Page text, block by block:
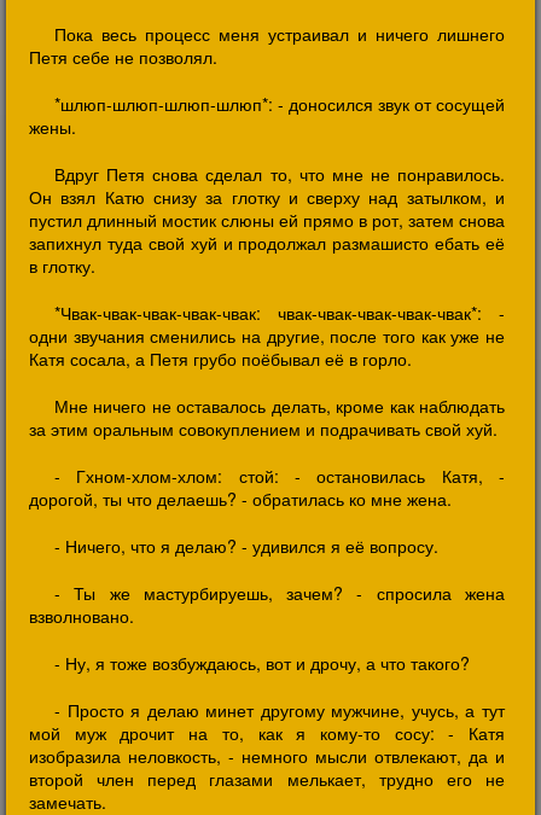
Пока весь процесс меня устраивал и ничего лишнего
Петя себе не позволял.
*шлюп-шлюп-шлюп-шлюп*: - доносился звук от сосущей
жены.
Вдруг Петя снова сделал то, что мне не понравилось.
Он взял Катю снизу за глотку и сверху над затылком, и
пустил длинный мостик слюны ей прямо в рот, затем снова
запихнул туда свой хуй и продолжал размашисто ебать её
в глотку.
*Чвак-чвак-чвак-чвак-чвак: чвак-чвак-чвак-чвак-чвак*: -
одни звучания сменились на другие, после того как уже не
Катя сосала, а Петя грубо поёбывал её в горло.
Мне ничего не оставалось делать, кроме как наблюдать
за этим оральным совокуплением и подрачивать свой хуй.
- Гхном-хлом-хлом: стой: - остановилась Катя, -
дорогой, ты что делаешь? - обратилась ко мне жена.
- Ничего, что я делаю? - удивился я её вопросу.
- Ты же мастурбируешь, зачем? - спросила жена
взволновано.
- Ну, я тоже возбуждаюсь, вот и дрочу, а что такого?
- Просто я делаю минет другому мужчине, учусь, а тут
мой муж дрочит на то, как я кому-то сосу: - Катя
изобразила неловкость, - немного мысли отвлекают, да и
второй член перед глазами мелькает, трудно его не
замечать.